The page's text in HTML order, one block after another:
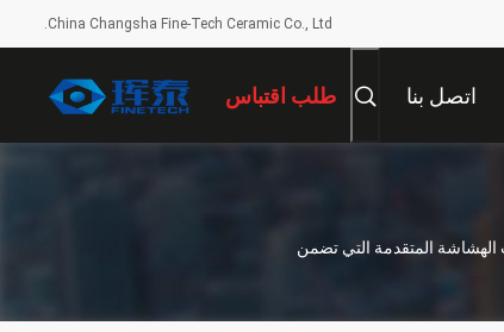
China Changsha Fine-Tech Ceramic Co., Ltd.
اتصل بنا طلب اقتباس
الهشاشة المتقدمة التي تضمن